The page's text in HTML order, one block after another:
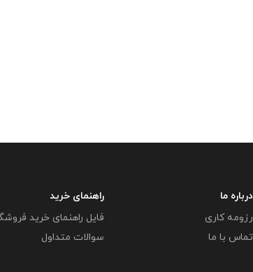
درباره ما
رزومه کاری
تماس با ما
راهنمای خرید
فایل راهنمای خرید
سوالات متداول